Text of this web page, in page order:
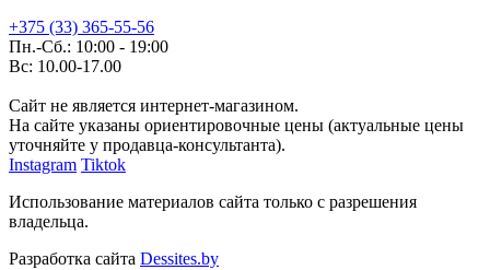
+375 (33) 365-55-56
Пн.-Сб.: 10:00 - 19:00
Вс: 10.00-17.00
Сайт не является интернет-магазином.
На сайте указаны ориентировочные цены (актуальные цены
уточняйте у продавца-консультанта).
Instagram Tiktok
Использование материалов сайта только с разрешения
владельца.
Разработка сайта Dessites.by